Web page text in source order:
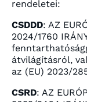
rendeletei:
CSDDD: AZ
2024/1760
átvilágításról,
az (EU) 2023/
CSRD: AZ